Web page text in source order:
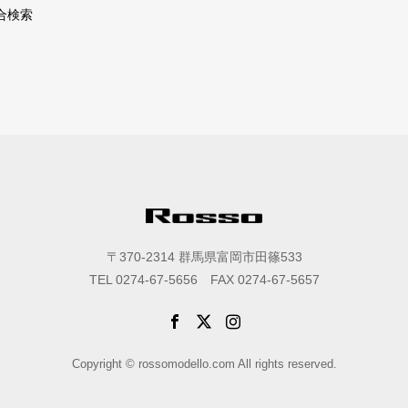
検索
〒370-2314 群馬県富岡市田篠533
TEL 0274-67-5656 FAX 0274-67-5657
Copyright © rossomodello.com All rights reserved.